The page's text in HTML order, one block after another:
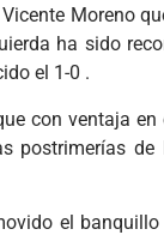
Moreno
ha sido
el 1-0 .
con ventaja
postrimerías
el